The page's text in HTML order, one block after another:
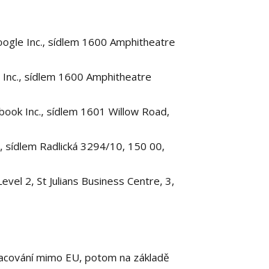
Inc., sídlem 1600 Amphitheatre
sídlem 1600 Amphitheatre
Inc., sídlem 1601 Willow Road,
sídlem Radlická 3294/10, 150 00,
2, St Julians Business Centre, 3,
mimo EU, potom na základě